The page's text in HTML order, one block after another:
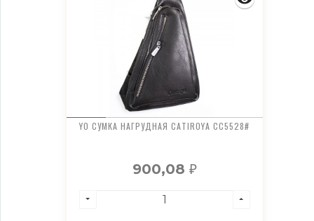
YO СУМКА НАГРУДНАЯ CATIROYA CC5528#
900,08 ₽